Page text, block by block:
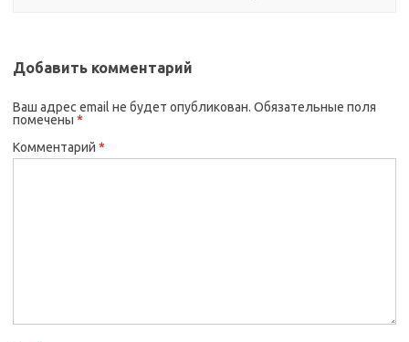
Добавить комментарий
Ваш адрес email не будет опубликован. Обязательные поля
помечены *
Комментарий *